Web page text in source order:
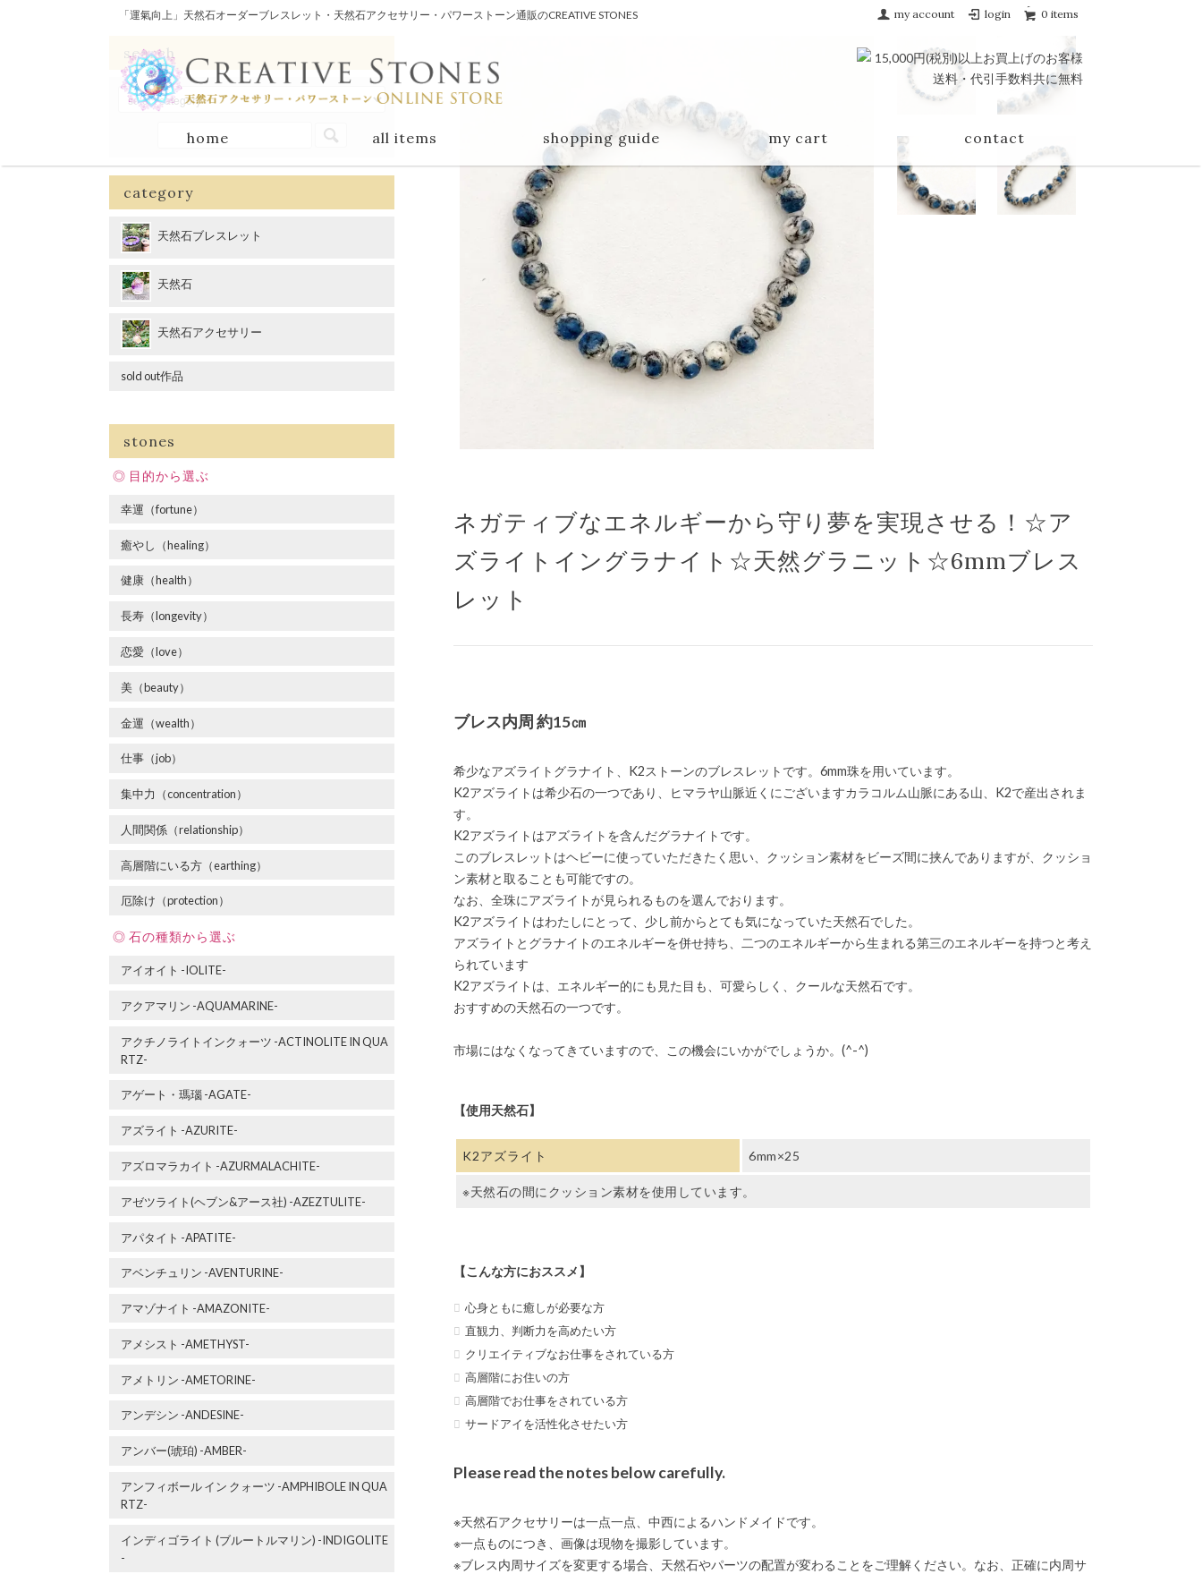
「運氣向上」天然石オーダーブレスレット・天然石アクセサリー・パワーストーン通販のCREATIVE STONES my account login 0 items
home all items shopping guide my cart contact
ネガティブなエネルギーから守り夢を実現させる！☆ア
ズライトイングラナイト☆天然グラニット☆6mmブレス
レット
ブレス内周 約15㎝
希少なアズライトグラナイト、K2ストーンのブレスレットです。6mm珠を用いています。
K2アズライトは希少石の一つであり、ヒマラヤ山脈近くにございますカラコルム山脈にある山、K2で産出されま
す。
K2アズライトはアズライトを含んだグラナイトです。
このブレスレットはヘビーに使っていただきたく思い、クッション素材をビーズ間に挟んでありますが、クッショ
ン素材と取ることも可能ですの。
なお、全珠にアズライトが見られるものを選んでおります。
K2アズライトはわたしにとって、少し前からとても気になっていた天然石でした。
アズライトとグラナイトのエネルギーを併せ持ち、二つのエネルギーから生まれる第三のエネルギーを持つと考え
られています
K2アズライトは、エネルギー的にも見た目も、可愛らしく、クールな天然石です。
おすすめの天然石の一つです。
市場にはなくなってきていますので、この機会にいかがでしょうか。(^-^)
【使用天然石】
K2アズライト 6mm×25
※天然石の間にクッション素材を使用しています。
【こんな方におススメ】
心身ともに癒しが必要な方
直観力、判断力を高めたい方
クリエイティブなお仕事をされている方
高層階にお住いの方
高層階でお仕事をされている方
サードアイを活性化させたい方
Please read the notes below carefully.
※天然石アクセサリーは一点一点、中西によるハンドメイドです。
※一点ものにつき、画像は現物を撮影しています。
※ブレス内周サイズを変更する場合、天然石やパーツの配置が変わることをご理解ください。なお、正確に内周サ
search
category
天然石ブレスレット
天然石
天然石アクセサリー
sold out作品
stones
目的から選ぶ
幸運（fortune）
癒やし（healing）
健康（health）
長寿（longevity）
恋愛（love）
美（beauty）
金運（wealth）
仕事（job）
集中力（concentration）
人間関係（relationship）
高層階にいる方（earthing）
厄除け（protection）
石の種類から選ぶ
アイオイト -IOLITE-
アクアマリン -AQUAMARINE-
アクチノライトインクォーツ -ACTINOLITE IN QUA
RTZ-
アゲート・瑪瑙 -AGATE-
アズライト -AZURITE-
アズロマラカイト -AZURMALACHITE-
アゼツライト(ヘブン&アース社) -AZEZTULITE-
アパタイト -APATITE-
アベンチュリン -AVENTURINE-
アマゾナイト -AMAZONITE-
アメシスト -AMETHYST-
アメトリン -AMETORINE-
アンデシン -ANDESINE-
アンバー(琥珀) -AMBER-
アンフィボール イン クォーツ -AMPHIBOLE IN QUA
RTZ-
インディゴライト (ブルートルマリン) -INDIGOLITE
-